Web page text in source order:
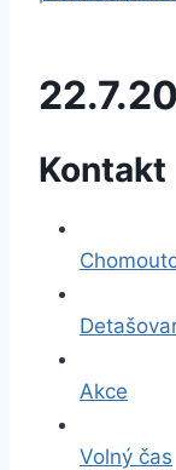
Kontakt
Akce
Volný čas